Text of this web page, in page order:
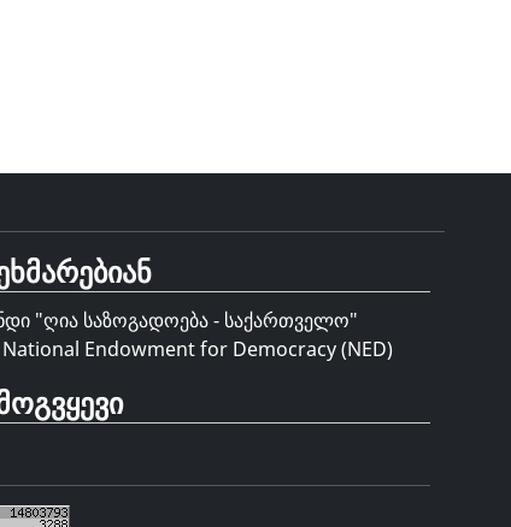
"ღია საზოგადოება - საქართველო"
Endowment for Democracy (NED)